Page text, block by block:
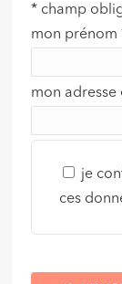
* champ
mon prénom
mon
je
ces